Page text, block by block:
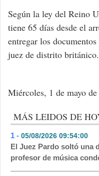
Según la ley del Reino
tiene 65 días desde el
entregar los
juez de distrito británico.
Miércoles, 1 de mayo
MÁS LEIDOS DE
1 - 05/08/2026 09:54:00
El Juez Pardo soltó una
profesor de música